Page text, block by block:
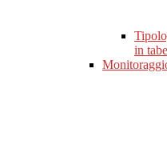
in